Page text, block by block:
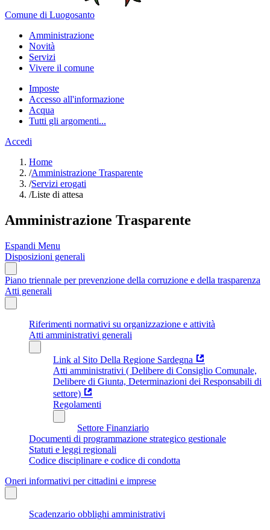
Comune di Luogosanto
Amministrazione
Novità
Servizi
Vivere il comune
Imposte
Accesso all'informazione
Acqua
Tutti gli argomenti...
Accedi
Home
/Amministrazione Trasparente
/Servizi erogati
/Liste di attesa
Amministrazione Trasparente
Espandi Menu
Disposizioni generali
Piano triennale per prevenzione della corruzione e della trasparenza
Atti generali
Riferimenti normativi su organizzazione e attività
Atti amministrativi generali
Link al Sito Della Regione Sardegna
Atti amministrativi ( Delibere di Consiglio Comunale,
Delibere di Giunta, Determinazioni dei Responsabili di
settore)
Regolamenti
Settore Finanziario
Documenti di programmazione strategico gestionale
Statuti e leggi regionali
Codice disciplinare e codice di condotta
Oneri informativi per cittadini e imprese
Scadenzario obblighi amministrativi